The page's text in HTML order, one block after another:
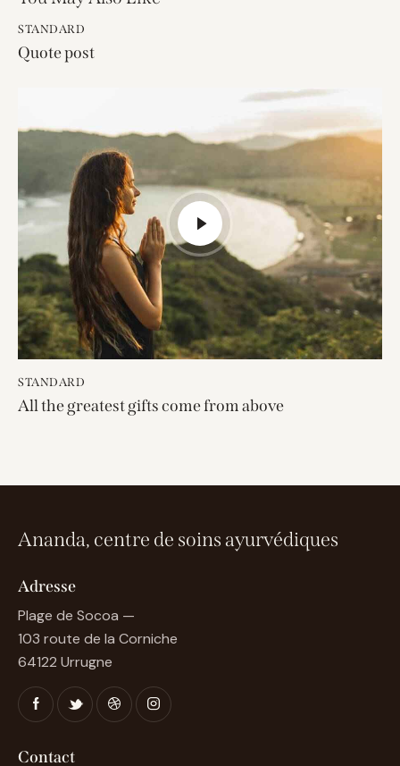
STANDARD
Quote post
STANDARD
All the greatest gifts come from above
Ananda, centre de soins ayurvédiques
Adresse
Plage de Socoa —
103 route de la Corniche
64122 Urrugne
Contact